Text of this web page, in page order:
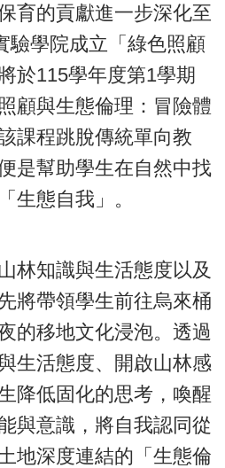
育的貢獻進一步深化至
驗學院成立「綠色照顧
於115學年度第1學期
顧與生態倫理：冒險體
課程跳脫傳統單向教
是幫助學生在自然中找
生態自我」。
林知識與生活態度以及
將帶領學生前往烏來桶
的移地文化浸泡。透過
生活態度、開啟山林感
降低固化的思考，喚醒
與意識，將自我認同從
地深度連結的「生態倫